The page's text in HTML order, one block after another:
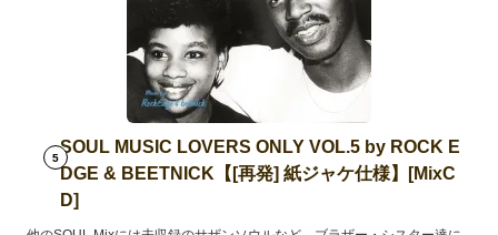
5
SOUL MUSIC LOVERS ONLY VOL.5 by ROCK E
DGE & BEETNICK【[再発] 紙ジャケ仕様】[MixC
D]